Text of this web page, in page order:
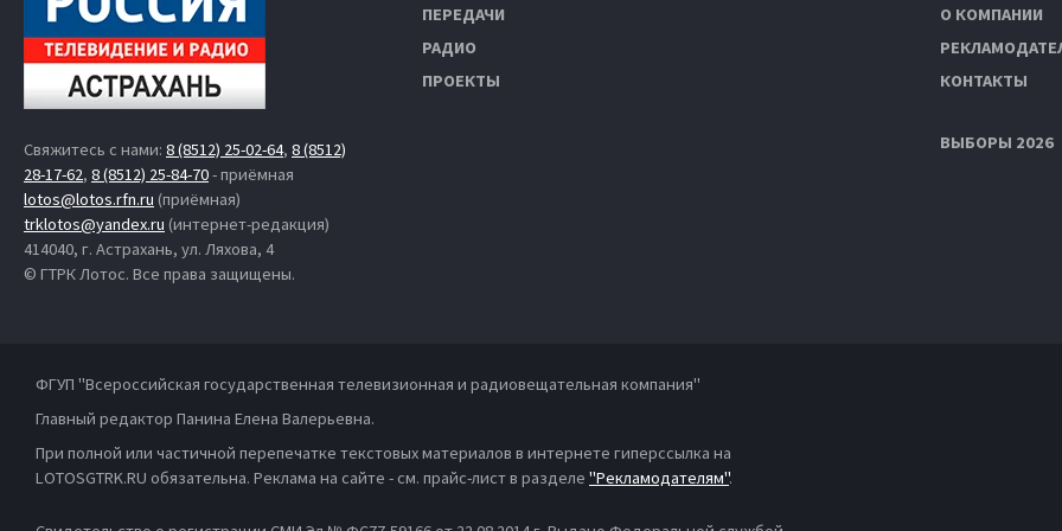
Свяжитесь с нами: 8 (8512) 25-02-64, 8 (8512)
28-17-62, 8 (8512) 25-84-70- приёмная
lotos@lotos.rfn.ru (приёмная)
trklotos@yandex.ru (интернет-редакция)
414040, г. Астрахань, ул. Ляхова, 4
© ГТРК Лотос. Все права защищены.
ПЕРЕДАЧИ
РАДИО
ПРОЕКТЫ
О КОМПАНИИ
КОНТАКТЫ
ВЫБОРЫ 2026
ФГУП "Всероссийская государственная телевизионная и радиовещательная компания"
Главный редактор Панина Елена Валерьевна.
При полной или частичной перепечатке текстовых материалов в интернете гиперссылка на
LOTOSGTRK.RU обязательна. Реклама на сайте - см. прайс-лист в разделе "Рекламодателям".